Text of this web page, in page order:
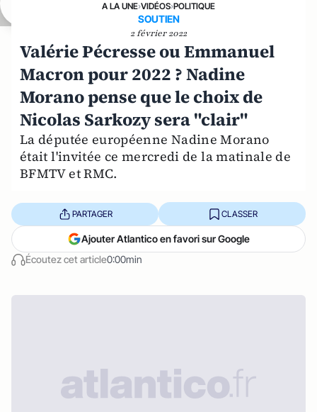
A LA UNE›VIDÉOS›POLITIQUE
SOUTIEN
2 février 2022
Valérie Pécresse ou Emmanuel
Macron pour 2022 ? Nadine
Morano pense que le choix de
Nicolas Sarkozy sera "clair"
La députée européenne Nadine Morano
était l'invitée ce mercredi de la matinale de
BFMTV et RMC.
Écoutez cet article0:00min
PARTAGER CLASSER
Ajouter Atlantico en favori sur Google